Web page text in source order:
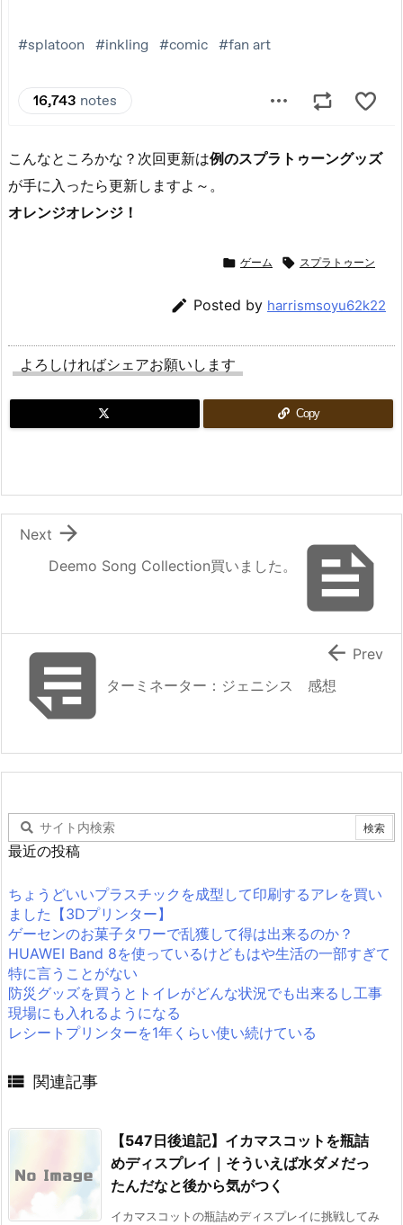
こんなところかな？次回更新は例のスプラトゥーングッズ
が手に入ったら更新しますよ～。
オレンジオレンジ！
 ゲーム  スプラトゥーン
 Posted by harrismsoyu62k22
よろしければシェアお願いします
Copy

Deemo Song Collection買いました。

Next
 ターミネーター：ジェニシス 感想
 Prev
最近の投稿
ちょうどいいプラスチックを成型して印刷するアレを買い
ました【3Dプリンター】
ゲーセンのお菓子タワーで乱獲して得は出来るのか？
HUAWEI Band 8を使っているけどもはや生活の一部すぎて
特に言うことがない
防災グッズを買うとトイレがどんな状況でも出来るし工事
現場にも入れるようになる
レシートプリンターを1年くらい使い続けている
 関連記事
【547日後追記】イカマスコットを瓶詰
めディスプレイ｜そういえば水ダメだっ
たんだなと後から気がつく
イカマスコットの瓶詰めディスプレイに挑戦してみ